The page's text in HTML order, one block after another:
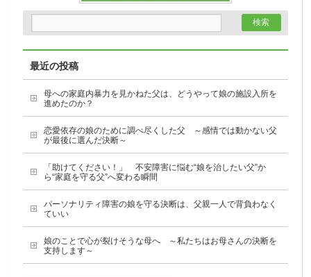
最近の投稿
母への家庭内暴力を見かねた父は、どうやって娘の施設入所を
進めたのか？
恋愛依存の娘のために調べ尽くした父 ～感情では動かない父
が最後に選んだ決断～
「助けてください！」 不安障害に悩む“娘を治したい父”か
ら“家庭を守る父”へ変わる瞬間
パーソナリティ障害の娘を守る決断は、父親一人で背負わなく
ていい
娘のことで心が裂けそうな母へ ～私たちはお母さんの決断を
支持します～